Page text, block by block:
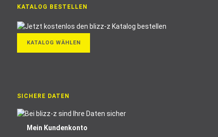
KATALOG BESTELLEN
KATALOG WÄHLEN
SICHERE DATEN
Mein Kundenkonto